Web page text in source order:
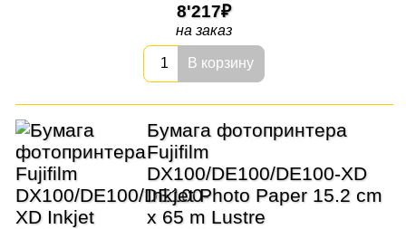
8'217
на заказ
В корзину
Бумага фотопринтера
Fujifilm
DX100/DE100/DE100-XD
Inkjet Photo Paper 15.2 cm
x 65 m Lustre